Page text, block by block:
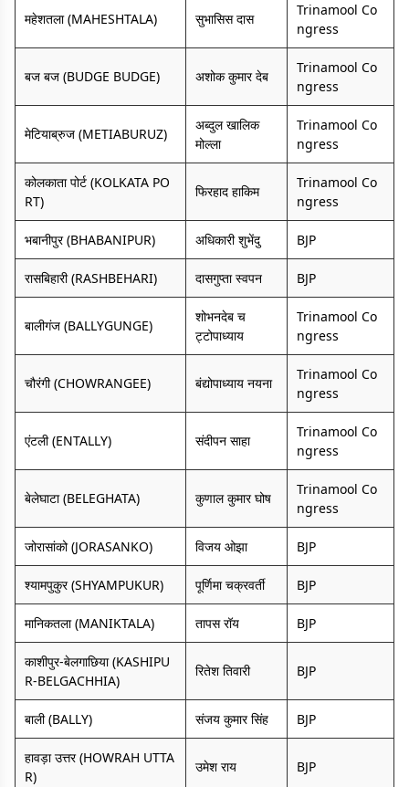
महेशतला (MAHESHTALA) सुभासिस दास
Trinamool Co
ngress
बज बज (BUDGE BUDGE) अशोक कुमार देब
Trinamool Co
ngress
मेटियाब्रुज (METIABURUZ)
अब्दुल खालिक
मोल्ला
Trinamool Co
ngress
कोलकाता पोर्ट (KOLKATA PO
RT)
फिरहाद हाकिम
Trinamool Co
ngress
भबानीपुर (BHABANIPUR) अधिकारी शुभेंदु BJP
रासबिहारी (RASHBEHARI) दासगुप्ता स्वपन BJP
बालीगंज (BALLYGUNGE)
शोभनदेब च
ट्टोपाध्याय
Trinamool Co
ngress
चौरंगी (CHOWRANGEE) बंद्योपाध्याय नयना
Trinamool Co
ngress
एंटली (ENTALLY) संदीपन साहा
Trinamool Co
ngress
बेलेघाटा (BELEGHATA) कुणाल कुमार घोष
Trinamool Co
ngress
जोरासांको (JORASANKO) विजय ओझा BJP
श्यामपुकुर (SHYAMPUKUR) पूर्णिमा चक्रवर्ती BJP
मानिकतला (MANIKTALA) तापस रॉय BJP
काशीपुर-बेलगाछिया (KASHIPU
R-BELGACHHIA)
रितेश तिवारी BJP
बाली (BALLY) संजय कुमार सिंह BJP
हावड़ा उत्तर (HOWRAH UTTA
R)
उमेश राय BJP